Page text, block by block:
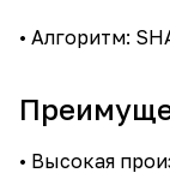
• Алгоритм:
• Высокая